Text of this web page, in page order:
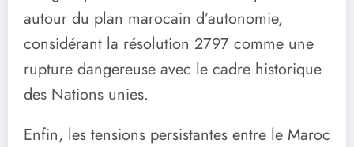
autour du plan marocain d’autonomie,
considérant la résolution 2797 comme une
rupture dangereuse avec le cadre historique
des Nations unies.
Enfin, les tensions persistantes entre le Maroc